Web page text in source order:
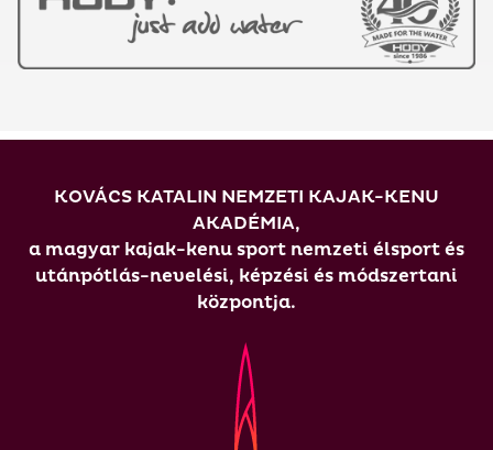
KOVÁCS KATALIN NEMZETI KAJAK-KENU
AKADÉMIA,
a magyar kajak-kenu sport nemzeti élsport és
utánpótlás-nevelési, képzési és módszertani
központja.